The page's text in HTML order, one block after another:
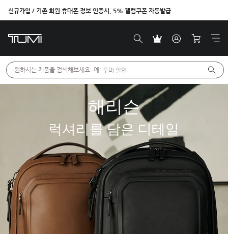
신규가입 / 기존 회원 휴대폰 정보 인증시, 5% 웰컴쿠폰 자동발급
벤트라 컬렉션을 온라인에서만 단독으로 만나보세요.
원하시는 제품을 검색해보세요. 예: 투미 할인
해리슨
럭셔리를 담은 디테일